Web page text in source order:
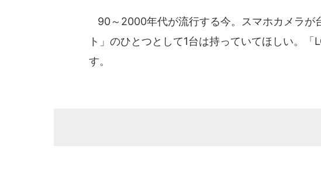
90～2000年代が流行する今。スマホカメラが
ト」のひとつとして1台は持っていてほしい。
す。